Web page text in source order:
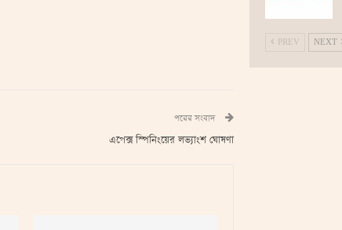
পরের সংবাদ
এপেক্স স্পিনিংয়ের লভ্যাংশ ঘোষণা
PREV NEXT